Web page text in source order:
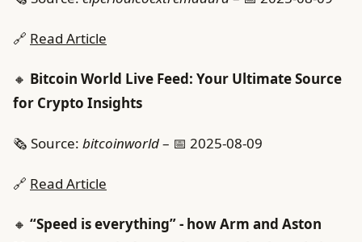
🔗 Read Article
🔸 Bitcoin World Live Feed: Your Ultimate Source
for Crypto Insights
🗞️ Source: bitcoinworld– 📅 2025-08-09
🔗 Read Article
🔸 “Speed is everything” - how Arm and Aston